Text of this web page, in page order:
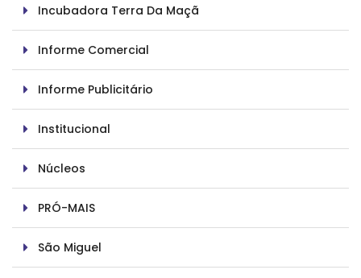
Incubadora Terra Da Maçã
Informe Comercial
Informe Publicitário
Institucional
Núcleos
PRÓ-MAIS
São Miguel